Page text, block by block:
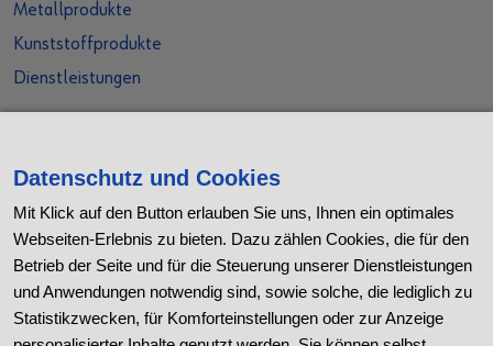
Metallprodukte
Kunststoffprodukte
Dienstleistungen
Xing
LinkedIn
Facebook
Instagram
Youtube
Datenschutz und Cookies
Mit Klick auf den Button erlauben Sie uns, Ihnen ein optimales
Webseiten-Erlebnis zu bieten. Dazu zählen Cookies, die für den
Betrieb der Seite und für die Steuerung unserer Dienstleistungen
und Anwendungen notwendig sind, sowie solche, die lediglich zu
Statistikzwecken, für Komforteinstellungen oder zur Anzeige